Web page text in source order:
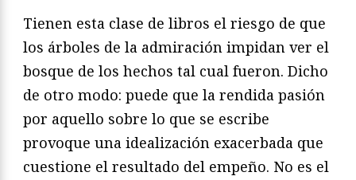
Tienen esta clase de libros el riesgo de que
los árboles de la admiración impidan ver el
bosque de los hechos tal cual fueron. Dicho
de otro modo: puede que la rendida pasión
por aquello sobre lo que se escribe
provoque una idealización exacerbada que
cuestione el resultado del empeño. No es el